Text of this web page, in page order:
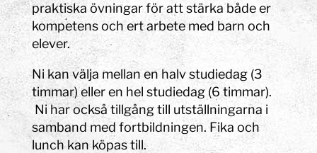
praktiska övningar för att stärka både er
kompetens och ert arbete med barn och
elever.
Ni kan välja mellan en halv studiedag (3
timmar) eller en hel studiedag (6 timmar).
Ni har också tillgång till utställningarna i
samband med fortbildningen. Fika och
lunch kan köpas till.